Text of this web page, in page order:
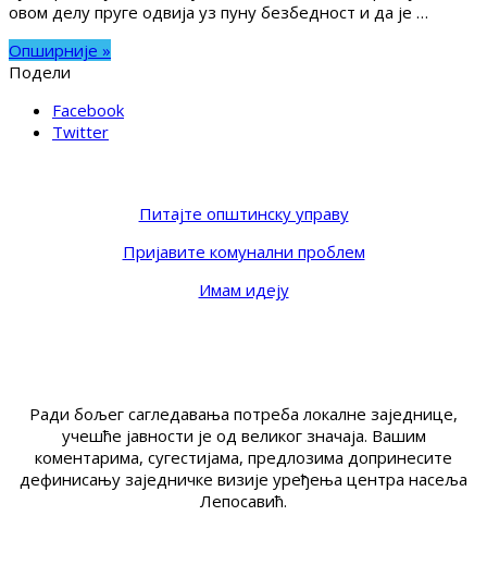
овом делу пруге одвија уз пуну безбедност и да је …
Опширније »
Подели
Facebook
Twitter
Питајте општинску управу
Пријавите комунални проблем
Имам идеју
Ради бољег сагледавања потреба локалне заједнице,
учешће јавности је од великог значаја. Вашим
коментарима, сугестијама, предлозима допринесите
дефинисању заједничке визије уређења центра насеља
Лепосавић.